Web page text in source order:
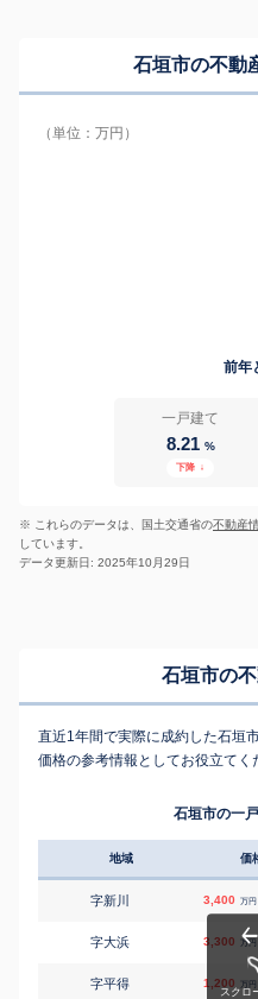
石垣市の不動
（単位：万円）
前年
一戸建て
8.21 %
下降 ↓
※ これらのデータは、国土交通省の不動産
しています。
データ更新日: 2025年10月29日
石垣市の
直近1年間で実際に成約した石垣
価格の参考情報としてお役立てく
石垣市の一
地域 価
字新川 3,400 万円
字大浜 3,300 万円
字平得 1,200 万円